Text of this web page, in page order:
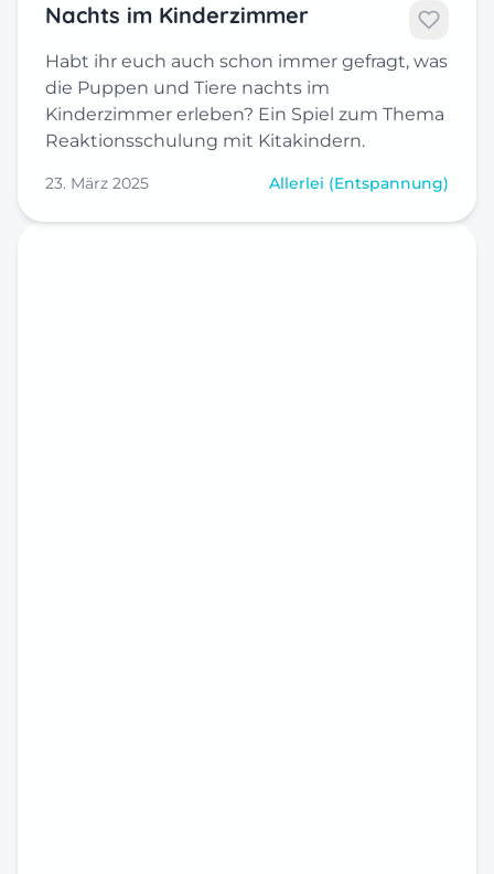
Nachts im Kinderzimmer
Habt ihr euch auch schon immer gefragt, was
die Puppen und Tiere nachts im
Kinderzimmer erleben? Ein Spiel zum Thema
Reaktionsschulung mit Kitakindern.
23. März 2025 Allerlei (Entspannung)